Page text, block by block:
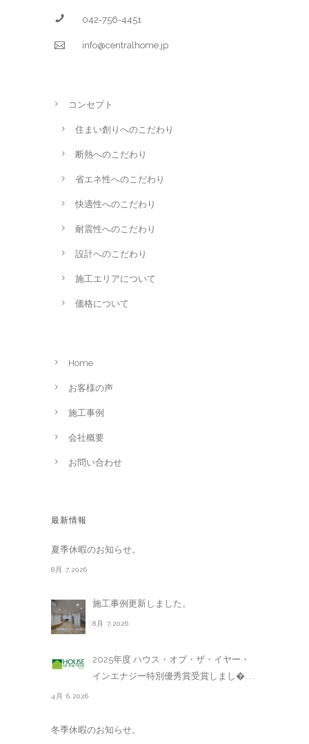
042-756-4451
info@centralhome.jp
コンセプト
住まい創りへのこだわり
断熱へのこだわり
省エネ性へのこだわり
快適性へのこだわり
耐震性へのこだわり
設計へのこだわり
施工エリアについて
価格について
Home
お客様の声
施工事例
会社概要
お問い合わせ
最新情報
夏季休暇のお知らせ。
8月 7,2026
施工事例更新しました。
8月 7,2026
2025年度 ハウス・オブ・ザ・イヤー・
インエナジー特別優秀賞受賞しまし�. . .
4月 6,2026
冬季休暇のお知らせ。